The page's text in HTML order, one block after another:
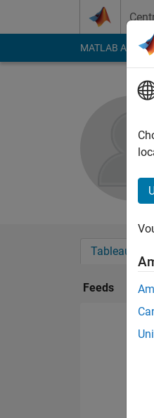
MATLAB
Tableau de
Feeds